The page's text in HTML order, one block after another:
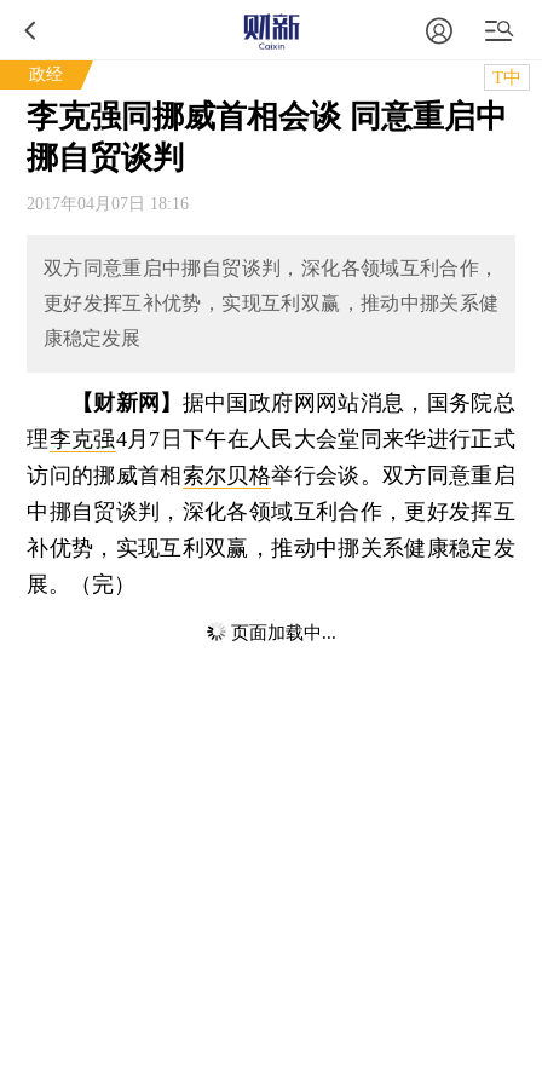
政经 T中
李克强同挪威首相会谈 同意重启中
挪自贸谈判
2017年04月07日 18:16
双方同意重启中挪自贸谈判，深化各领域互利合作，
更好发挥互补优势，实现互利双赢，推动中挪关系健
康稳定发展
【财新网】 据中国政府网网站消息，国务院总
理李克强4月7日下午在人民大会堂同来华进行正式
访问的挪威首相索尔贝格举行会谈。双方同意重启
中挪自贸谈判，深化各领域互利合作，更好发挥互
补优势，实现互利双赢，推动中挪关系健康稳定发
展。（完）
页面加载中...